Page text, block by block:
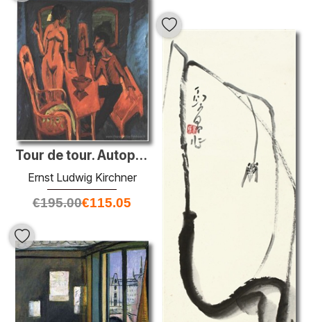
Tour de tour. Autoportrait avec Erna
Ernst Ludwig Kirchner
€195.00€115.05